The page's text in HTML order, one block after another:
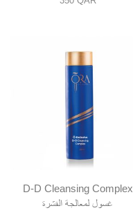
D-D Cleansing Complex
غسول لمعالجة القشرة